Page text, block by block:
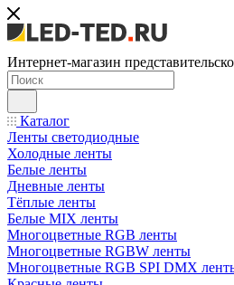
Интернет-магазин
Каталог
Ленты светодиодные
Холодные ленты
Белые ленты
Дневные ленты
Тёплые ленты
Белые MIX ленты
Многоцветные RGB ленты
Многоцветные RGBW ленты
Многоцветные RGB SPI DMX